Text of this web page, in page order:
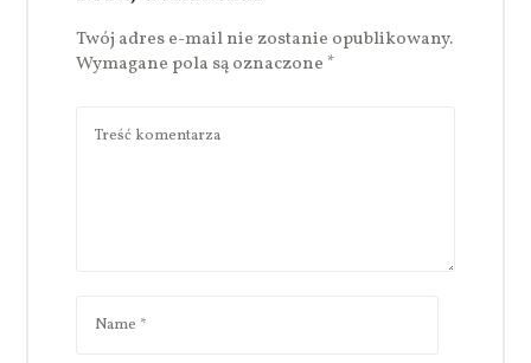
Twój adres e-mail nie zostanie opublikowany.
Wymagane pola są oznaczone *